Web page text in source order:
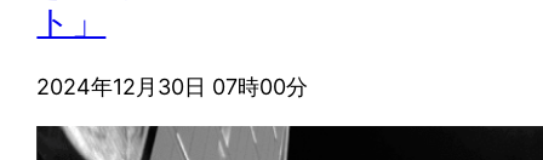
ト」
2024年12月30日 07時00分